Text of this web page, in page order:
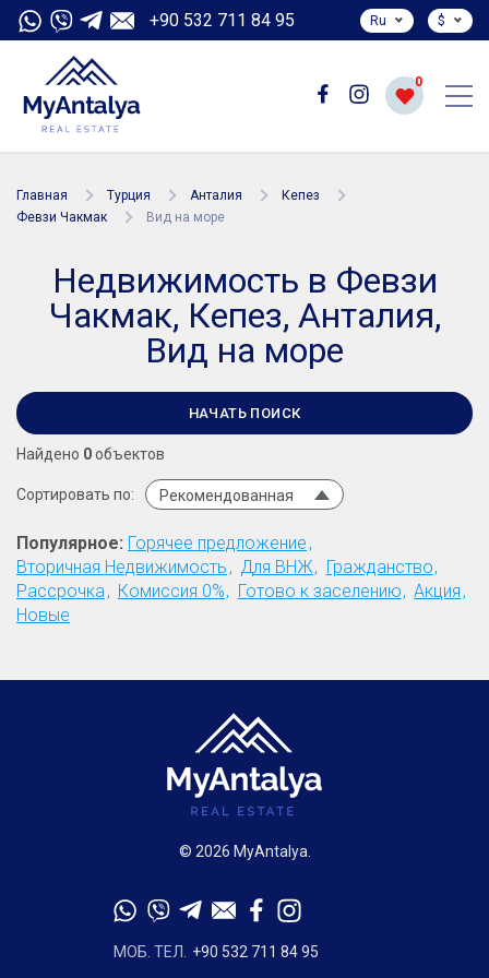
+90 532 711 84 95 Ru $
0
Главная Турция Анталия
Кепез
Февзи Чакмак
Вид на море
Недвижимость в Февзи
Чакмак, Кепез, Анталия,
Вид на море
НАЧАТЬ ПОИСК
Найдено 0объектов
Сортировать по: Рекомендованная
Популярное: Горячее предложение
Вторичная Недвижимость
Для ВНЖ
Гражданство
Рассрочка
Комиссия 0% Готово к заселению
Акция
Новые
© 2026 MyAntalya.
МОБ. ТЕЛ. +90 532 711 84 95